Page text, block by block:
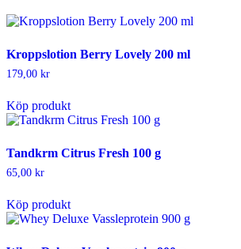
Kroppslotion Berry Lovely 200 ml
179,00 kr
Köp produkt
Tandkrm Citrus Fresh 100 g
65,00 kr
Köp produkt